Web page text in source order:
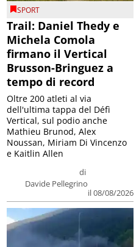
SPORT
Trail: Daniel Thedy e
Michela Comola
firmano il Vertical
Brusson-Bringuez a
tempo di record
di
Davide Pellegrino
il 08/08/2026
Oltre 200 atleti al via
dell'ultima tappa del Défì
Vertical, sul podio anche
Mathieu Brunod, Alex
Noussan, Miriam Di Vincenzo
e Kaitlin Allen